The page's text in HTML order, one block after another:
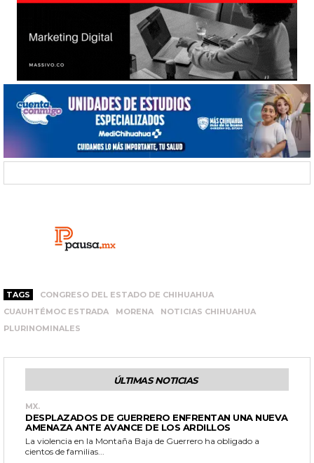
TAGS
CONGRESO DEL ESTADO DE CHIHUAHUA
CUAUHTÉMOC ESTRADA
MORENA
NOTICIAS CHIHUAHUA
PLURINOMINALES
ÚLTIMAS NOTICIAS
MX.
DESPLAZADOS DE GUERRERO ENFRENTAN UNA NUEVA
AMENAZA ANTE AVANCE DE LOS ARDILLOS
La violencia en la Montaña Baja de Guerrero ha obligado a
cientos de familias...